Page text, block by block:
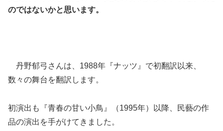
のではないかと思います。
丹野郁弓さんは、1988年『ナッツ』で初翻訳以来、
数々の舞台を翻訳します。
初演出も『青春の甘い小鳥』（1995年）以降、民藝の作
品の演出を手がけてきました。